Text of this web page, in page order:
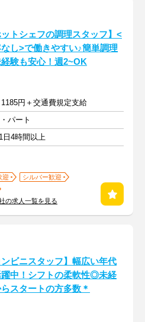
ットシェフの調理スタッフ】<
し>で働きやすい♪簡単調理
験も安心！週2~OK
円＋交通費規定支給
パート
日4時間以上
迎
シルバー歓迎
の求人一覧を見る
ンビニスタッフ】幅広い年代
中！シフトの柔軟性◎未経
スタートの方多数＊